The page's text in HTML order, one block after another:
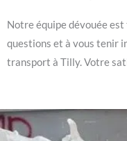
Notre équipe dévouée
questions et à vous tenir
transport à Tilly. Votre